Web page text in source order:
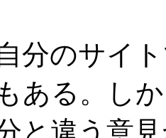
分のサイ
ある。し
と違う意